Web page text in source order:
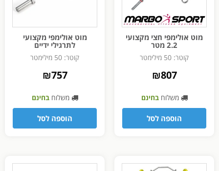
מוט אולימפי חצי מקצועי
2.2 מטר
קוטר: 50 מילימטר
₪807
משלוחבחינם
הוספה לסל
מוט אולימפי מקצועי
לתרגילי ידיים
קוטר: 50 מילימטר
₪757
משלוחבחינם
הוספה לסל